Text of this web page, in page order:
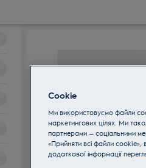
Cookie
Ми використовуємо файли
маркетингових цілях. Ми
партнерами — соціальними
«Прийняти всі файли
додаткової інформації